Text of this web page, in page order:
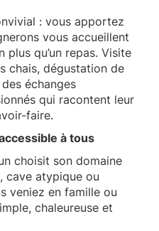
: vous apportez
vous accueillent
qu’un repas. Visite
chais, dégustation de
échanges
qui racontent leur
faire.
à tous
choisit son domaine
cave atypique ou
veniez en famille ou
chaleureuse et